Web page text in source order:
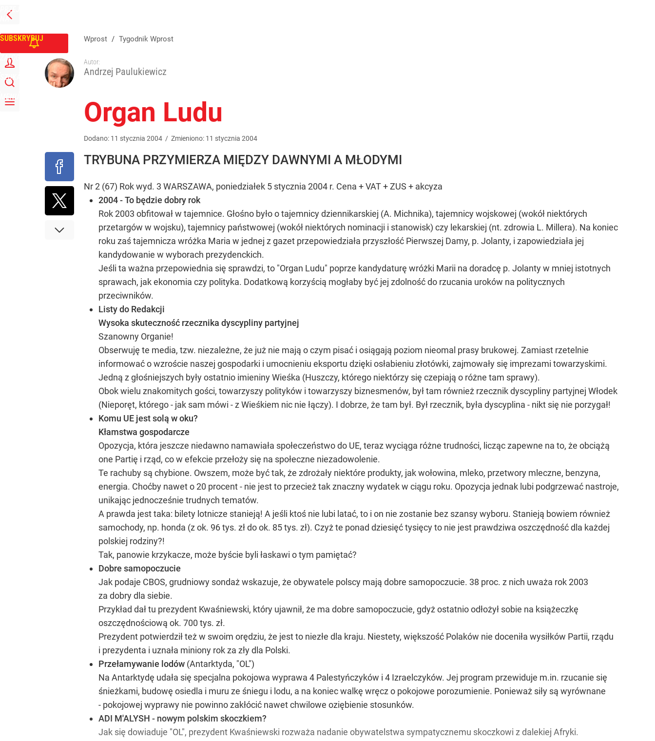
PRZEJDŹ
NA
GŁÓWNĄ
SUBSKRYBUJ
ZALOGUJ
SZUKAJ
MENU
Wprost / Tygodnik Wprost
Autor:
Andrzej Paulukiewicz
Organ Ludu
Dodano: 11 stycznia 2004 / Zmieniono: 11 stycznia 2004
TRYBUNA PRZYMIERZA MIĘDZY DAWNYMI A MŁODYMI
Nr 2 (67) Rok wyd. 3 WARSZAWA, poniedziałek 5 stycznia 2004 r. Cena + VAT + ZUS + akcyza
2004 - To będzie dobry rok
Rok 2003 obfitował w tajemnice. Głośno było o tajemnicy dziennikarskiej (A. Michnika), tajemnicy wojskowej (wokół niektórych
przetargów w wojsku), tajemnicy państwowej (wokół niektórych nominacji i stanowisk) czy lekarskiej (nt. zdrowia L. Millera). Na koniec
roku zaś tajemnicza wróżka Maria w jednej z gazet przepowiedziała przyszłość Pierwszej Damy, p. Jolanty, i zapowiedziała jej
kandydowanie w wyborach prezydenckich.
Jeśli ta ważna przepowiednia się sprawdzi, to "Organ Ludu" poprze kandydaturę wróżki Marii na doradcę p. Jolanty w mniej istotnych
sprawach, jak ekonomia czy polityka. Dodatkową korzyścią mogłaby być jej zdolność do rzucania uroków na politycznych
przeciwników.
Listy do Redakcji
Wysoka skuteczność rzecznika dyscypliny partyjnej
Szanowny Organie!
Obserwuję te media, tzw. niezależne, że już nie mają o czym pisać i osiągają poziom nieomal prasy brukowej. Zamiast rzetelnie
informować o wzroście naszej gospodarki i umocnieniu eksportu dzięki osłabieniu złotówki, zajmowały się imprezami towarzyskimi.
Jedną z głośniejszych były ostatnio imieniny Wieśka (Huszczy, którego niektórzy się czepiają o różne tam sprawy).
Obok wielu znakomitych gości, towarzyszy polityków i towarzyszy biznesmenów, był tam również rzecznik dyscypliny partyjnej Włodek
(Nieporęt, którego - jak sam mówi - z Wieśkiem nic nie łączy). I dobrze, że tam był. Był rzecznik, była dyscyplina - nikt się nie porzygał!
Komu UE jest solą w oku?
Kłamstwa gospodarcze
Opozycja, która jeszcze niedawno namawiała społeczeństwo do UE, teraz wyciąga różne trudności, licząc zapewne na to, że obciążą
one Partię i rząd, co w efekcie przełoży się na społeczne niezadowolenie.
Te rachuby są chybione. Owszem, może być tak, że zdrożały niektóre produkty, jak wołowina, mleko, przetwory mleczne, benzyna,
energia. Choćby nawet o 20 procent - nie jest to przecież tak znaczny wydatek w ciągu roku. Opozycja jednak lubi podgrzewać nastroje,
unikając jednocześnie trudnych tematów.
A prawda jest taka: bilety lotnicze stanieją! A jeśli ktoś nie lubi latać, to i on nie zostanie bez szansy wyboru. Stanieją bowiem również
samochody, np. honda (z ok. 96 tys. zł do ok. 85 tys. zł). Czyż te ponad dziesięć tysięcy to nie jest prawdziwa oszczędność dla każdej
polskiej rodziny?!
Tak, panowie krzykacze, może byście byli łaskawi o tym pamiętać?
Dobre samopoczucie
Jak podaje CBOS, grudniowy sondaż wskazuje, że obywatele polscy mają dobre samopoczucie. 38 proc. z nich uważa rok 2003
za dobry dla siebie.
Przykład dał tu prezydent Kwaśniewski, który ujawnił, że ma dobre samopoczucie, gdyż ostatnio odłożył sobie na książeczkę
oszczędnościową ok. 700 tys. zł.
Prezydent potwierdził też w swoim orędziu, że jest to niezłe dla kraju. Niestety, większość Polaków nie doceniła wysiłków Partii, rządu
i prezydenta i uznała miniony rok za zły dla Polski.
Przełamywanie lodów (Antarktyda, "OL")
Na Antarktydę udała się specjalna pokojowa wyprawa 4 Palestyńczyków i 4 Izraelczyków. Jej program przewiduje m.in. rzucanie się
śnieżkami, budowę osiedla i muru ze śniegu i lodu, a na koniec walkę wręcz o pokojowe porozumienie. Ponieważ siły są wyrównane
- pokojowej wyprawy nie powinno zakłócić nawet chwilowe oziębienie stosunków.
ADI M'ALYSH - nowym polskim skoczkiem?
Jak się dowiaduje "OL", prezydent Kwaśniewski rozważa nadanie obywatelstwa sympatycznemu skoczkowi z dalekiej Afryki.